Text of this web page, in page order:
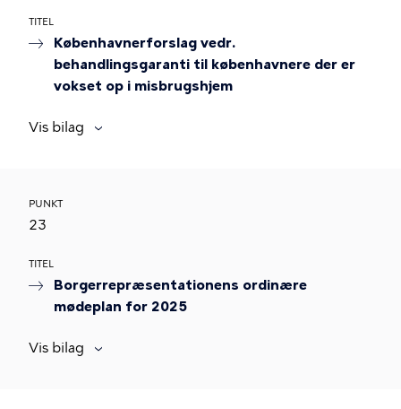
TITEL
Københavnerforslag vedr.
behandlingsgaranti til københavnere der er
vokset op i misbrugshjem
Vis bilag
PUNKT
23
TITEL
Borgerrepræsentationens ordinære
mødeplan for 2025
Vis bilag